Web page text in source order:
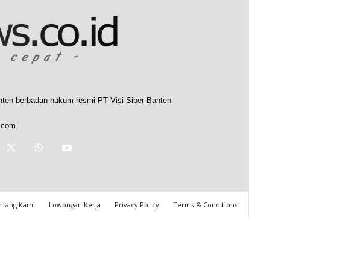
berbadan hukum resmi PT Visi Siber Banten
Kami Lowongan Kerja Privacy Policy Terms & Conditions